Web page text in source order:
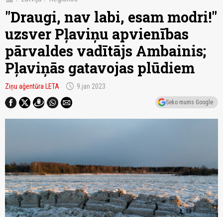
"Draugi, nav labi, esam modri!"
uzsver Pļaviņu apvienības
pārvaldes vadītājs Ambainis;
Pļaviņās gatavojas plūdiem
Ziņu aģentūra LETA schedule 9.jan 2023
Seko mums Google